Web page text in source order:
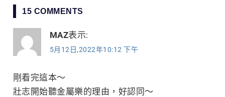
導
覽
15 COMMENTS
MAZ表示:
5月12日,2022年10:12 下午
剛看完這本～
壯志開始聽金屬樂的理由，好認同～